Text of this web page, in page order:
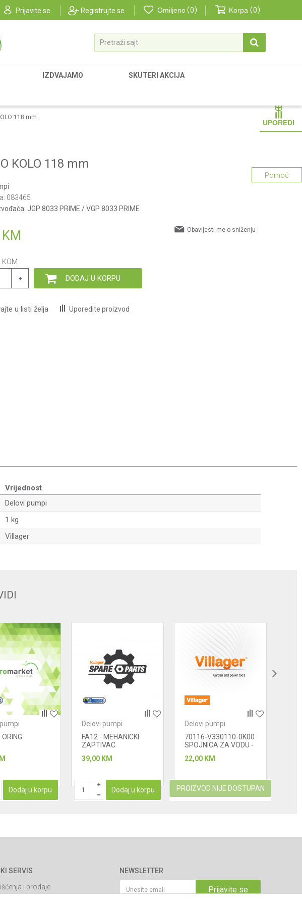
Prijavite se Registrujte se Omiljeno 0 Korpa 0
Pretraži sajt
IZDVAJAMO SKUTERI AKCIJA
UPOREDI
118 mm
KOLO 118 mm
083465
JGP 8033 PRIME / VGP 8033 PRIME
KM Obavijesti me o sniženju
KOM
DODAJ U KORPU
u listi želja Uporedite proizvod
Pomoć
Vrijednost
Delovi pumpi
1 kg
Villager
Dodaj u korpu
Delovi pumpi
FA12 - MEHANICKI
ZAPTIVAC
39,00 KM
Dodaj u korpu
Delovi pumpi
70116-V330110-0K00
SPOJNICA ZA VODU -
22,00 KM
PROIZVOD NIJE DOSTUPAN
SERVIS
i prodaje
NEWSLETTER
Prijavite se